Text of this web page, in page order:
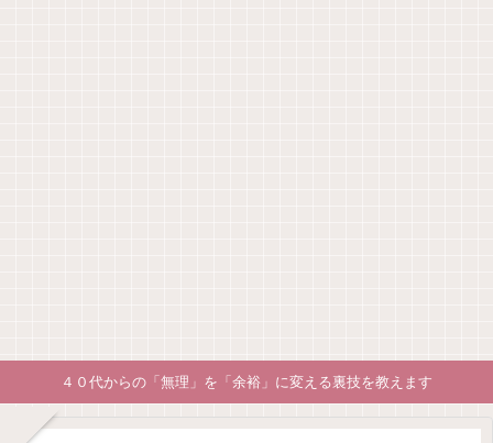
４０代からの「無理」を「余裕」に変える裏技を教えます